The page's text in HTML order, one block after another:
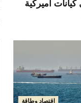
أميركية
اقتصاد وطاقة